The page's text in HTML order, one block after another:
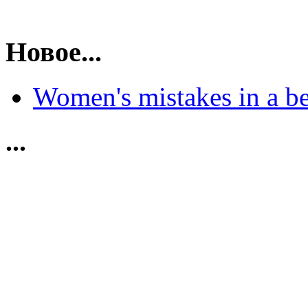
Новое...
Women's mistakes in a
...